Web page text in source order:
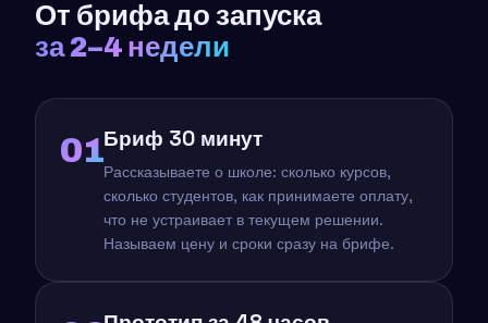
От брифа до запуска
за 2–4 недели
01Бриф 30 минут
Рассказываете о школе: сколько курсов,
сколько студентов, как принимаете оплату,
что не устраивает в текущем решении.
Называем цену и сроки сразу на брифе.